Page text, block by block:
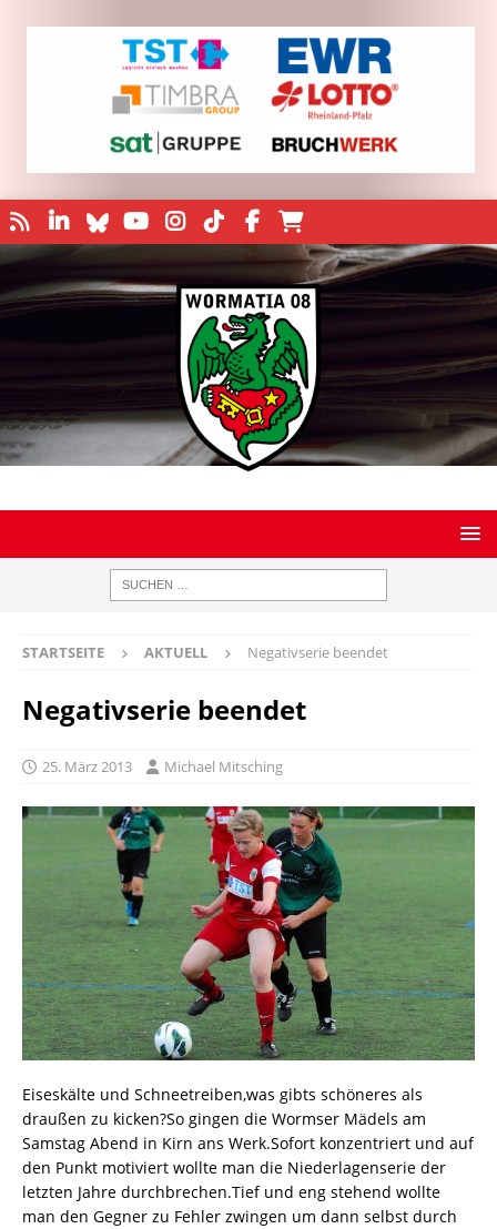
STARTSEITE AKTUELL Negativserie beendet
Negativserie beendet
25. März 2013 Michael Mitsching
Eiseskälte und Schneetreiben,was gibts schöneres als
draußen zu kicken?So gingen die Wormser Mädels am
Samstag Abend in Kirn ans Werk.Sofort konzentriert und auf
den Punkt motiviert wollte man die Niederlagenserie der
letzten Jahre durchbrechen.Tief und eng stehend wollte
man den Gegner zu Fehler zwingen um dann selbst durch